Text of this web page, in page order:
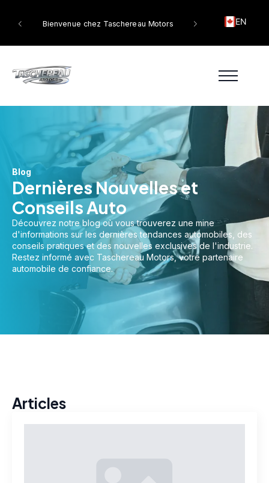
Bienvenue chez Taschereau Motors EN
Blog
Dernières Nouvelles et
Conseils Auto
Découvrez notre blog où vous trouverez une mine
d'informations sur les dernières tendances automobiles, des
conseils pratiques et des nouvelles exclusives de l'industrie.
Restez informé avec Taschereau Motors, votre partenaire
automobile de confiance.
Articles